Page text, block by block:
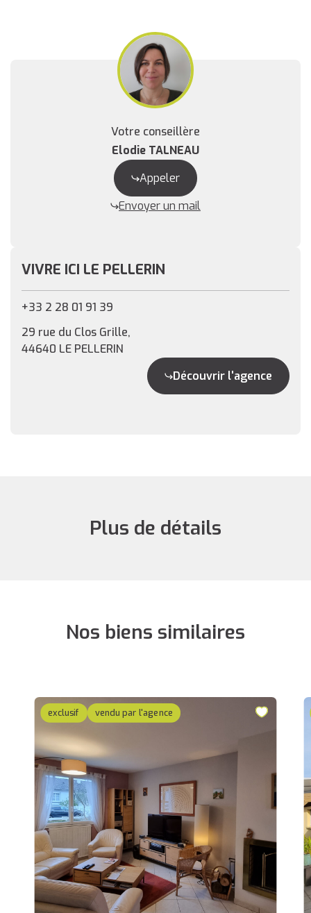
Votre conseillère
Elodie TALNEAU
Appeler
Envoyer un mail
VIVRE ICI LE PELLERIN
+33 2 28 01 91 39
29 rue du Clos Grille,
44640 LE PELLERIN
Découvrir l'agence
Plus de détails
Nos biens similaires
exclusif vendu par l'agence